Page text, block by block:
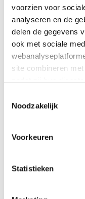
voorzien voor
analyseren en de
delen de gegevens
ook met sociale
site combineren
Indien je dat
Informatie
Bepaalde
Noodzakelijk
Voorkeuren
Statistieken